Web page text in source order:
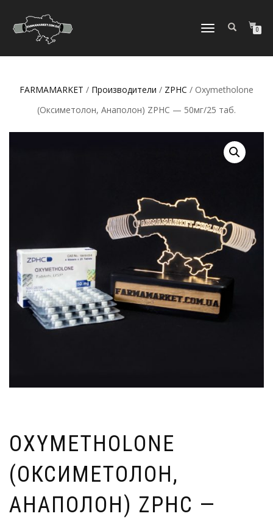
ПЕРЕКЛЮЧИТЬ
0
FARMAMARKET / Производители / ZPHC / Oxymetholone
(Оксиметолон, Анаполон) ZPHC — 50мг/25 таб.
OXYMETHOLONE
(ОКСИМЕТОЛОН,
АНАПОЛОН) ZPHC —